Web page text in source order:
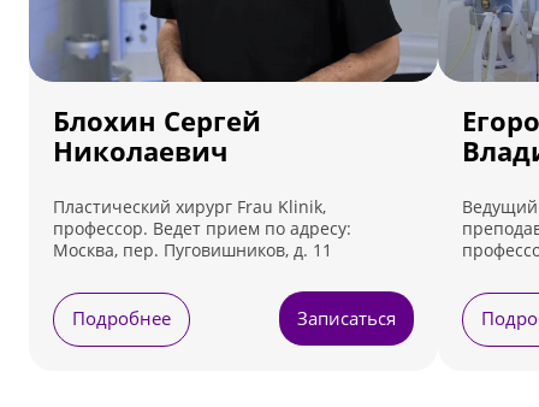
Блохин Сергей
Николаевич
Пластический хирург Frau Klinik,
профессор. Ведет прием по адресу:
Москва, пер. Пуговишников, д. 11
Подробнее Записаться
Ведущий